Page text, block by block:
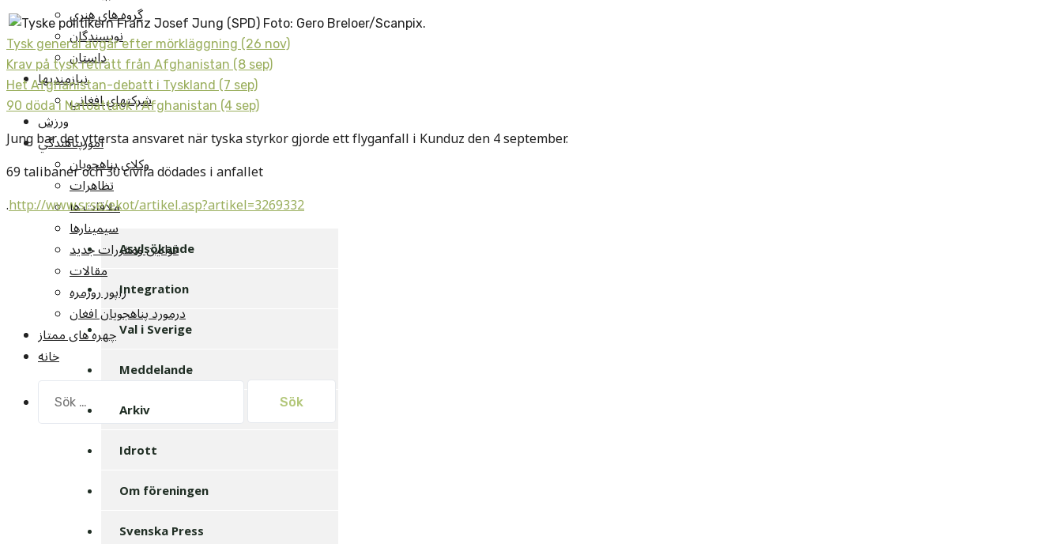
گروه هاي هنري
نويسندگان
داستان
نيازمنديها
شرکتهاي افغاني
ورزش
امورپناهندگي
وکلاي پناهجويان
تظاهرات
ملاقات ها
سيمينارها
قوانين ومقررات جديد
مقالات
راپور روزمره
درمورد پناهجويان افغان
چهره های ممتاز
خانه
efter:
Tysk general avgår efter mörkläggning (26 nov)
Krav på tysk reträtt från Afghanistan (8 sep)
Het Afghanistan-debatt i Tyskland (7 sep)
90 döda i Natoattack i Afghanistan (4 sep)
Jung bar det yttersta ansvaret när tyska styrkor gjorde ett flyganfall i Kunduz den 4 september.
69 talibaner och 30 civila dödades i anfallet
.http://www.sr.se/ekot/artikel.asp?artikel=3269332
Asylsökande
Integration
Val i Sverige
Meddelande
Arkiv
Idrott
Om föreningen
Svenska Press